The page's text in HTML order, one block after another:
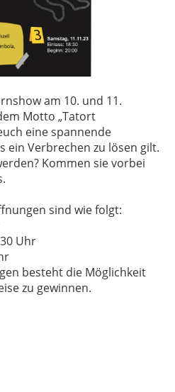
am 10. und 11.
Motto „Tatort
eine spannende
ein Verbrechen zu lösen gilt.
Kommen sie vorbei
sind wie folgt:
Uhr
besteht die Möglichkeit
zu gewinnen.